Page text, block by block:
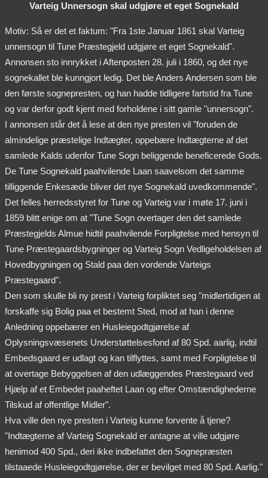
Varteig Unnersogn skal udgjøre et eget Sognekald
Motiv: Så er det et faktum: "Fra 1ste Januar 1861 skal Varteig
unnersogn til Tune Præstegjeld udgjøre et eget Sognekald".
Annonsen sto innrykket i Aftenposten 28. juli i 1860, og det nye
sognekallet ble kunngjort ledig. Det ble Anders Andersen som ble
den første sognepresten, og han hadde tidligere fartstid fra Tune
og var derfor godt kjent med forholdene i sitt gamle "unnersogn".
I annonsen står det å lese at den nye presten vil "foruden de
almindelige præstelige Indtægter, oppebære Indtægterne af det
samlede Kalds udenfor Tune Sogn beliggende beneficerede Gods.
De Tune Sognekald paahvilende Laan saavelsom det samme
tilliggende Enkesæde bliver det nye Sognekald uvedkommende".
Det felles herredsstyret for Tune og Varteig var i møte 17. juni i
1859 blitt enige om at "Tune Sogn overtager den det samlede
Præstegjelds Almue hidtil paahvilende Forpligtelse med hensyn til
Tune Præstegaardsbygninger og Varteig Sogn Vedligeholdelsen af
Hovedbygningen og Stald paa den vordende Varteigs
Præstegaard".
Den som skulle bli ny prest i Varteig forpliktet seg "midlertidigen at
forskaffe sig Bolig paa et bestemt Sted, mod at han i denne
Anledning oppebærer en Husleiegodtgjørelse af
Oplysningsvæsenets Understøttelsesfond af 80 Spd. aarlig, indtil
Embedsgaard er udlagt og kan tilflyttes, samt med Forpligtelse til
at overtage Bebyggelsen af den udlæggendes Præstegaard ved
Hjælp af et Embedet paaheftet Laan og efter Omstændighederne
Tilskud af offentlige Midler".
Hva ville den nye presten i Varteig kunne forvente å tjene?
"Indtægterne af Varteig Sognekald er antagne at ville udgjøre
henimod 400 Spd., deri ikke indbefattet den Sognepræsten
tilstaaede Husleiegodtgjørelse, der er bevilget med 80 Spd. Aarlig."